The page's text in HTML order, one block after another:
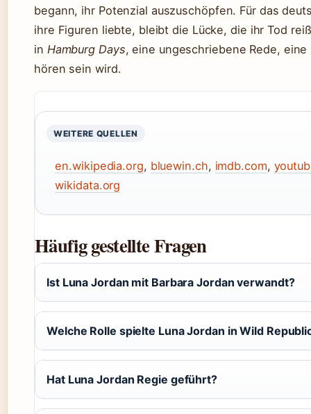
begann, ihr Potenzial auszuschöpfen. Für das
ihre Figuren liebte, bleibt die Lücke, die ihr Tod
in Hamburg Days, eine ungeschriebene Rede,
hören sein wird.
WEITERE QUELLEN
en.wikipedia.org, bluewin.ch, imdb.com,
wikidata.org
Häufig gestellte Fragen
Ist Luna Jordan mit Barbara Jordan verwandt?
Welche Rolle spielte Luna Jordan in Wild
Hat Luna Jordan Regie geführt?